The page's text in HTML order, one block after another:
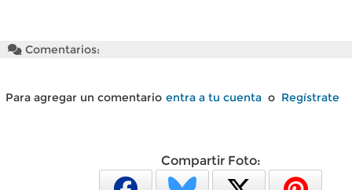
Comentarios:
Para agregar un comentario entra a tu cuenta o Regístrate
Compartir Foto: